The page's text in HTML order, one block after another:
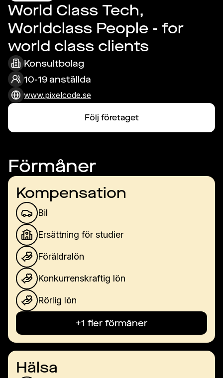
World Class Tech,
Worldclass People - for
world class clients
Konsultbolag
10-19 anställda
www.pixelcode.se
Följ företaget
Förmåner
Kompensation
Bil
Ersättning för studier
Föräldralön
Konkurrenskraftig lön
Rörlig lön
+1 fler förmåner
Hälsa